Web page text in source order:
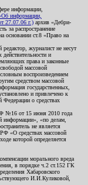
информации,
информации,
27.07.06 г.) архив «Дебри-
за распространение
основании ст.8 «Право на
журналист не несут
действительности и
права и законные
массовой
воспроизведением
средством массовой
государственных,
и привлечено к
Федерации о средствах
№16 от 15 июня 2010 года
информации», «по делам,
не является
«О средствах массовой
которой определяется
морального вреда
в порядке ч.2 ст.152 ГК
Хабаровского
И.И.Куликовой,